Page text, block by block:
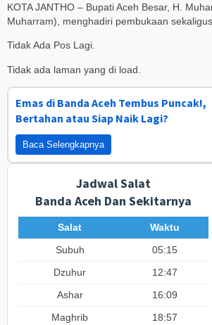
KOTA JANTHO – Bupati Aceh Besar, H.
Muharram), menghadiri pembukaan
Tidak Ada Pos Lagi.
Tidak ada laman yang di load.
Emas di Banda Aceh Tembus Puncak!,
Bertahan atau Siap Naik Lagi?
Baca Selengkapnya
Jadwal Salat
Banda Aceh Dan Sekitarnya
Salat
Waktu
Subuh
05:15
Dzuhur
12:47
Ashar
16:09
Maghrib
18:57